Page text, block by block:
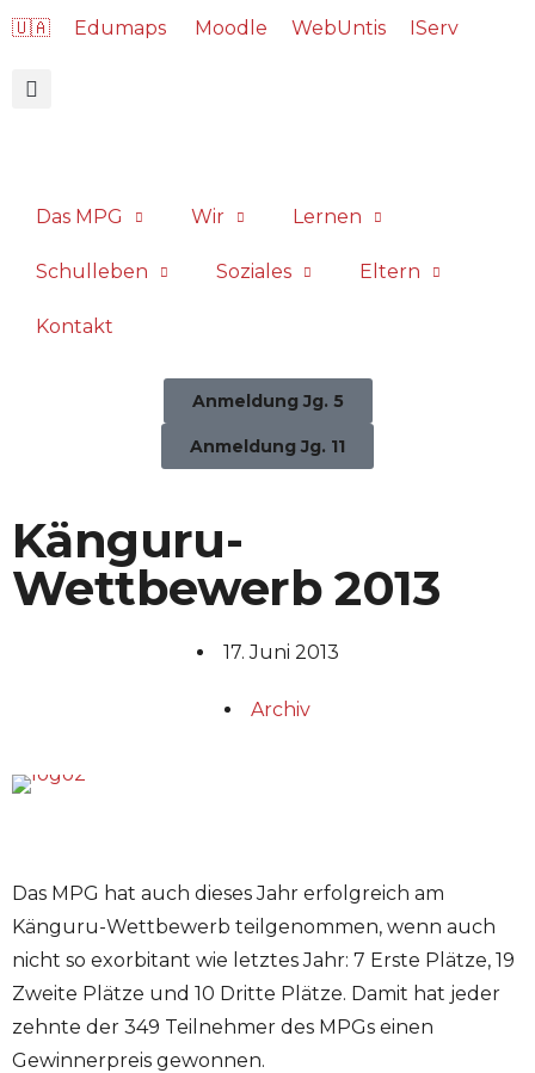
🇺🇦 Edumaps Moodle WebUntis IServ
Das MPG Wir Lernen
Schulleben Soziales Eltern
Kontakt
Anmeldung Jg. 5
Anmeldung Jg. 11
Känguru-
Wettbewerb 2013
17. Juni 2013
Archiv
Das MPG hat auch dieses Jahr erfolgreich am
Känguru-Wettbewerb teilgenommen, wenn auch
nicht so exorbitant wie letztes Jahr: 7 Erste Plätze, 19
Zweite Plätze und 10 Dritte Plätze. Damit hat jeder
zehnte der 349 Teilnehmer des MPGs einen
Gewinnerpreis gewonnen.